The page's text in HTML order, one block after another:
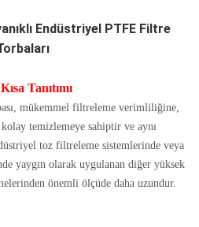
Endüstriyel PTFE Filtre
Kısa Tanıtımı
mükemmel filtreleme verimliliğine,
temizlemeye sahiptir ve aynı
toz filtreleme sistemlerinde veya
yaygın olarak uygulanan diğer yüksek
önemli ölçüde daha uzundur.